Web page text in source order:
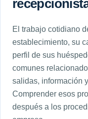
El trabajo cotidiano
establecimiento, su
perfil de sus
comunes
salidas, información
Comprender esos
después a los